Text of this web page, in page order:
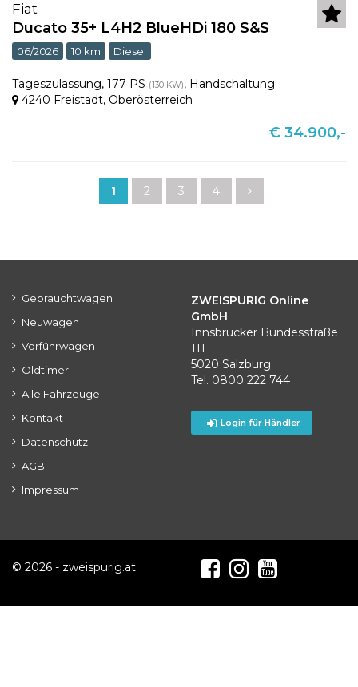
Fiat
Ducato 35+ L4H2 BlueHDi 180 S&S
06/2026 10 km Diesel
Tageszulassung, 177 PS (130 KW), Handschaltung
4240 Freistadt, Oberösterreich
€ 34.900,-
1 2 3 4
Gebrauchtwagen
Neuwagen
Vorführwagen
Oldtimer
Alle Fahrzeuge
Kontakt
Datenschutz
AGB
Impressum
ZWEISPURIG Online
GmbH
Innsbrucker Bundesstraße
111
5020 Salzburg
Tel. 0800 222 744
Login für Händler
© 2026 - zweispurig.at.